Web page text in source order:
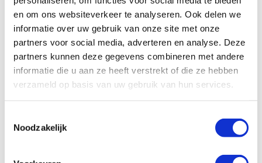
en om ons websiteverkeer te analyseren. Ook delen we
informatie over uw gebruik van onze site met onze
partners voor social media, adverteren en analyse. Deze
partners kunnen deze gegevens combineren met andere
informatie die u aan ze heeft verstrekt of die ze hebben
verzameld op basis van uw gebruik van hun services.
Noodzakelijk